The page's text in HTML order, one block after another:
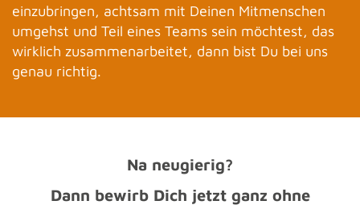
einzubringen, achtsam mit Deinen Mitmenschen
umgehst und Teil eines Teams sein möchtest, das
wirklich zusammenarbeitet, dann bist Du bei uns
genau richtig.
Na neugierig?
Dann bewirb Dich jetzt ganz ohne